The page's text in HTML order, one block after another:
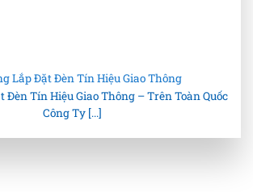
Lắp Đặt Đèn Tín Hiệu Giao Thông
Đèn Tín Hiệu Giao Thông – Trên Toàn Quốc
Công Ty [...]